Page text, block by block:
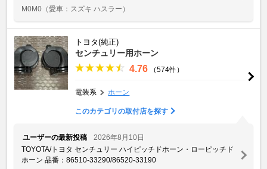
M0M0 （愛車：スズキ ハスラー）
トヨタ(純正)
センチュリー用ホーン
4.76 （574件）
電装系 ホーン
このカテゴリの取付店を探す
ユーザーの最新投稿
2026年8月10日
TOYOTA/トヨタ センチュリー ハイピッチドホーン・ローピッチド
ホーン 品番：86510-33290/86520-33190